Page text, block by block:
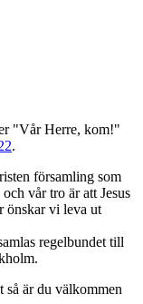
"Vår Herre, kom!"
.
församling som
vår tro är att Jesus
önskar vi leva ut
regelbundet till
är du välkommen